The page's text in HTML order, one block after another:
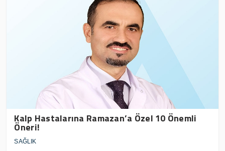
Kalp Hastalarına Ramazan’a Özel 10 Önemli
Öneri!
SAĞLIK